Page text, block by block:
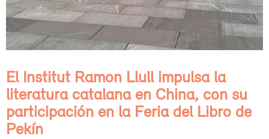
El Institut Ramon Llull impulsa la
literatura catalana en China, con su
participación en la Feria del Libro de
Pekín